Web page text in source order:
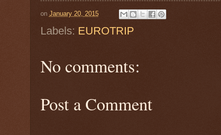
on January 20, 2015
Labels: EUROTRIP
No comments:
Post a Comment